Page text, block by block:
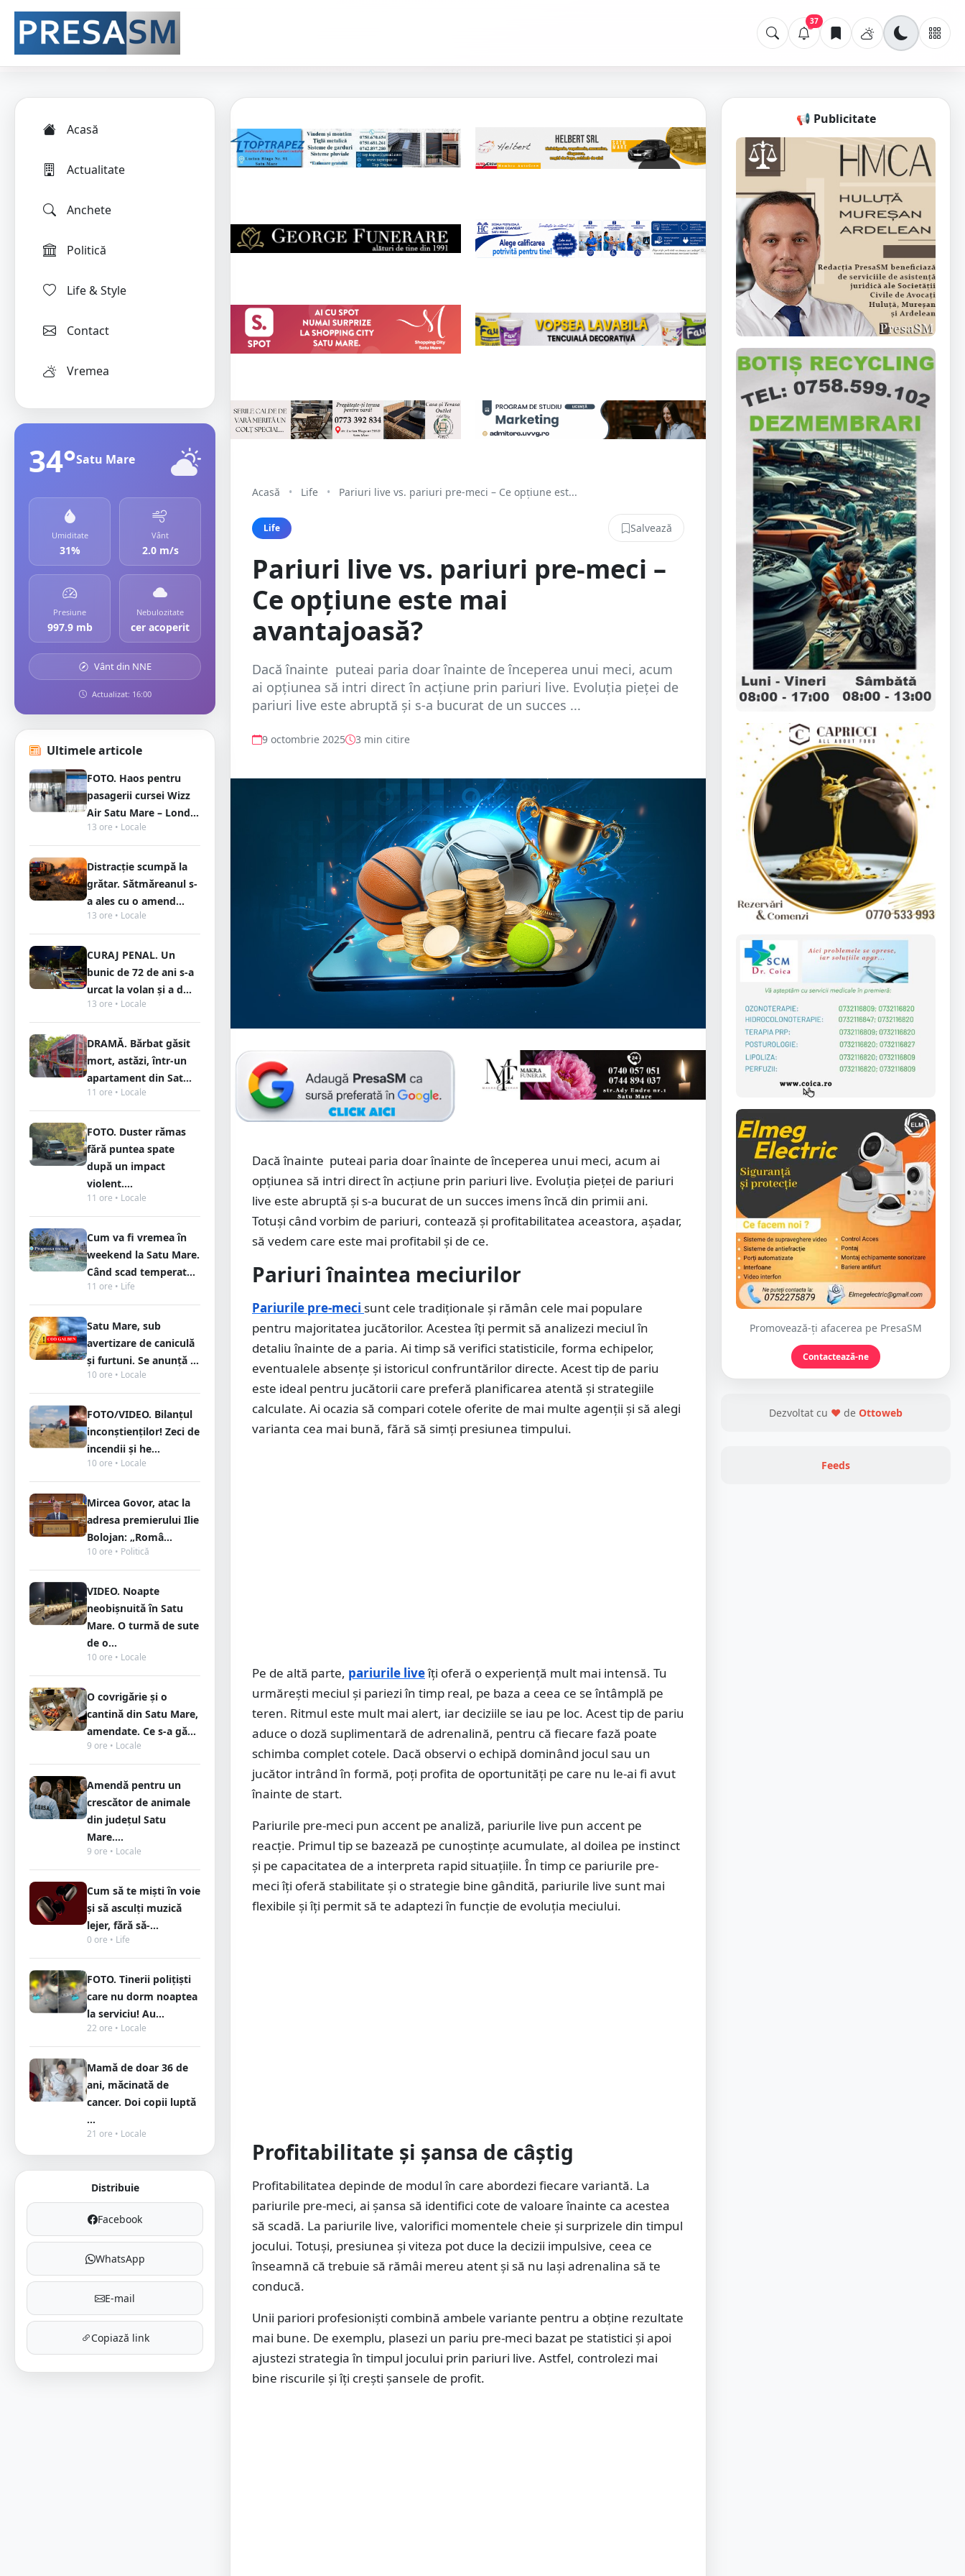
37
Acasă
Actualitate
Anchete
Politică
Life & Style
Contact
Vremea
34°Satu Mare
Umiditate
31%
Vânt
2.0 m/s
Presiune
997.9 mb
Nebulozitate
cer acoperit
Vânt din NNE
Actualizat: 16:00
Ultimele articole
FOTO. Haos pentru
pasagerii cursei Wizz
Air Satu Mare – Lond...
13 ore • Locale
Distracție scumpă la
grătar. Sătmăreanul s-
a ales cu o amend...
13 ore • Locale
CURAJ PENAL. Un
bunic de 72 de ani s-a
urcat la volan și a d...
13 ore • Locale
DRAMĂ. Bărbat găsit
mort, astăzi, într-un
apartament din Sat...
11 ore • Locale
FOTO. Duster rămas
fără puntea spate
după un impact
violent....
11 ore • Locale
Cum va fi vremea în
weekend la Satu Mare.
Când scad temperat...
11 ore • Life
Satu Mare, sub
avertizare de caniculă
și furtuni. Se anunță ...
10 ore • Locale
FOTO/VIDEO. Bilanțul
inconștienților! Zeci de
incendii și he...
10 ore • Locale
Mircea Govor, atac la
adresa premierului Ilie
Bolojan: „Româ...
10 ore • Politică
VIDEO. Noapte
neobișnuită în Satu
Mare. O turmă de sute
de o...
10 ore • Locale
O covrigărie și o
cantină din Satu Mare,
amendate. Ce s-a gă...
9 ore • Locale
Amendă pentru un
crescător de animale
din județul Satu
Mare....
9 ore • Locale
Cum să te miști în voie
și să asculți muzică
lejer, fără să-...
0 ore • Life
FOTO. Tinerii polițiști
care nu dorm noaptea
la serviciu! Au...
22 ore • Locale
Mamă de doar 36 de
ani, măcinată de
cancer. Doi copii luptă
...
21 ore • Locale
Distribuie
Facebook
WhatsApp
E-mail
Copiază link
Acasă • Life • Pariuri live vs. pariuri pre-meci – Ce opțiune est...
Life Salvează
Pariuri live vs. pariuri pre-meci –
Ce opțiune este mai
avantajoasă?
Dacă înainte puteai paria doar înainte de începerea unui meci, acum
ai opțiunea să intri direct în acțiune prin pariuri live. Evoluția pieței de
pariuri live este abruptă și s-a bucurat de un succes ...
9 octombrie 2025 3 min citire
Dacă înainte puteai paria doar înainte de începerea unui meci, acum ai
opțiunea să intri direct în acțiune prin pariuri live. Evoluția pieței de pariuri
live este abruptă și s-a bucurat de un succes imens încă din primii ani.
Totuși când vorbim de pariuri, contează și profitabilitatea aceastora, așadar,
să vedem care este mai profitabil și de ce.
Pariuri înaintea meciurilor
Pariurile pre-meci sunt cele tradiționale și rămân cele mai populare
pentru majoritatea jucătorilor. Acestea îți permit să analizezi meciul în
detaliu înainte de a paria. Ai timp să verifici statisticile, forma echipelor,
eventualele absențe și istoricul confruntărilor directe. Acest tip de pariu
este ideal pentru jucătorii care preferă planificarea atentă și strategiile
calculate. Ai ocazia să compari cotele oferite de mai multe agenții și să alegi
varianta cea mai bună, fără să simți presiunea timpului.
Pe de altă parte, pariurile liveîți oferă o experiență mult mai intensă. Tu
urmărești meciul și pariezi în timp real, pe baza a ceea ce se întâmplă pe
teren. Ritmul este mult mai alert, iar deciziile se iau pe loc. Acest tip de pariu
aduce o doză suplimentară de adrenalină, pentru că fiecare fază poate
schimba complet cotele. Dacă observi o echipă dominând jocul sau un
jucător intrând în formă, poți profita de oportunități pe care nu le-ai fi avut
înainte de start.
Pariurile pre-meci pun accent pe analiză, pariurile live pun accent pe
reacție. Primul tip se bazează pe cunoștințe acumulate, al doilea pe instinct
și pe capacitatea de a interpreta rapid situațiile. În timp ce pariurile pre-
meci îți oferă stabilitate și o strategie bine gândită, pariurile live sunt mai
flexibile și îți permit să te adaptezi în funcție de evoluția meciului.
Profitabilitate și șansa de câștig
Profitabilitatea depinde de modul în care abordezi fiecare variantă. La
pariurile pre-meci, ai șansa să identifici cote de valoare înainte ca acestea
să scadă. La pariurile live, valorifici momentele cheie și surprizele din timpul
jocului. Totuși, presiunea și viteza pot duce la decizii impulsive, ceea ce
înseamnă că trebuie să rămâi mereu atent și să nu lași adrenalina să te
conducă.
Unii pariori profesioniști combină ambele variante pentru a obține rezultate
mai bune. De exemplu, plasezi un pariu pre-meci bazat pe statistici și apoi
ajustezi strategia în timpul jocului prin pariuri live. Astfel, controlezi mai
bine riscurile și îți crești șansele de profit.
📢 Publicitate
Promovează-ți afacerea pe PresaSM
Contactează-ne
Dezvoltat cu ❤ de Ottoweb
Feeds